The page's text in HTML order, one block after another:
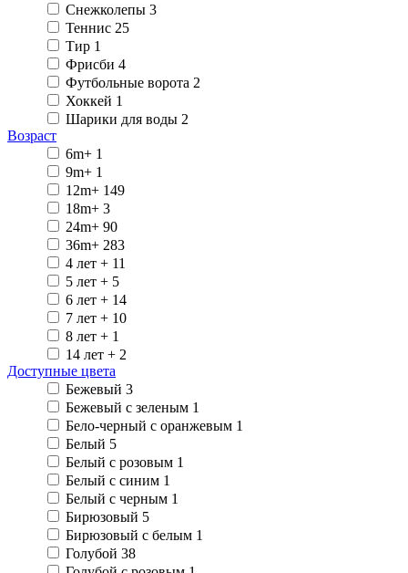
Снежколепы 3
Теннис 25
Тир 1
Фрисби 4
Футбольные ворота 2
Хоккей 1
Шарики для воды 2
Возраст
6m+ 1
9m+ 1
12m+ 149
18m+ 3
24m+ 90
36m+ 283
4 лет + 11
5 лет + 5
6 лет + 14
7 лет + 10
8 лет + 1
14 лет + 2
Доступные цвета
Бежевый 3
Бежевый с зеленым 1
Бело-черный с оранжевым 1
Белый 5
Белый с розовым 1
Белый с синим 1
Белый с черным 1
Бирюзовый 5
Бирюзовый с белым 1
Голубой 38